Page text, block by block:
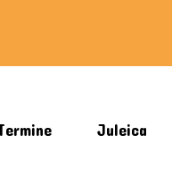
Juleica